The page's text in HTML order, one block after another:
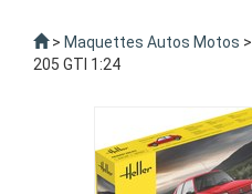
> Maquettes Autos Motos >
205 GTI 1:24